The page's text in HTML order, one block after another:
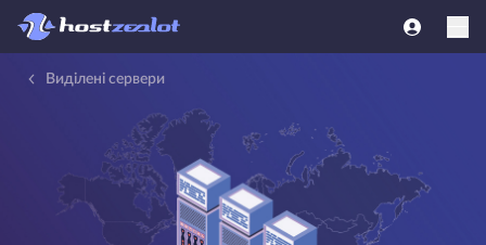
Виділені сервери